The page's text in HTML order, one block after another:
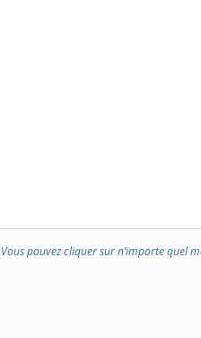
Vous pouvez cliquer sur n’importe quel